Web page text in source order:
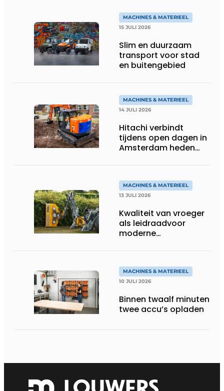
MACHINES & MATERIEEL
15 JULI 2026
Slim en duurzaam
transport voor stad
en buitengebied
MACHINES & MATERIEEL
14 JULI 2026
Hitachi verbindt
tijdens open dagen in
Amsterdam heden
MACHINES & MATERIEEL
13 JULI 2026
Kwaliteit van vroeger
als leidraadvoor
moderne
MACHINES & MATERIEEL
10 JULI 2026
Binnen twaalf minuten
twee accu’s opladen